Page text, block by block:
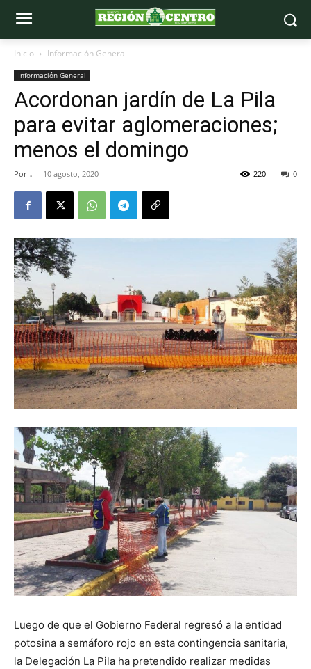
Inicio Información General
Información General
Acordonan jardín de La Pila
para evitar aglomeraciones;
menos el domingo
Por . - 10 agosto, 2020 0
220
Luego de que el Gobierno Federal regresó a la entidad
potosina a semáforo rojo en esta contingencia sanitaria,
la Delegación La Pila ha pretendido realizar medidas